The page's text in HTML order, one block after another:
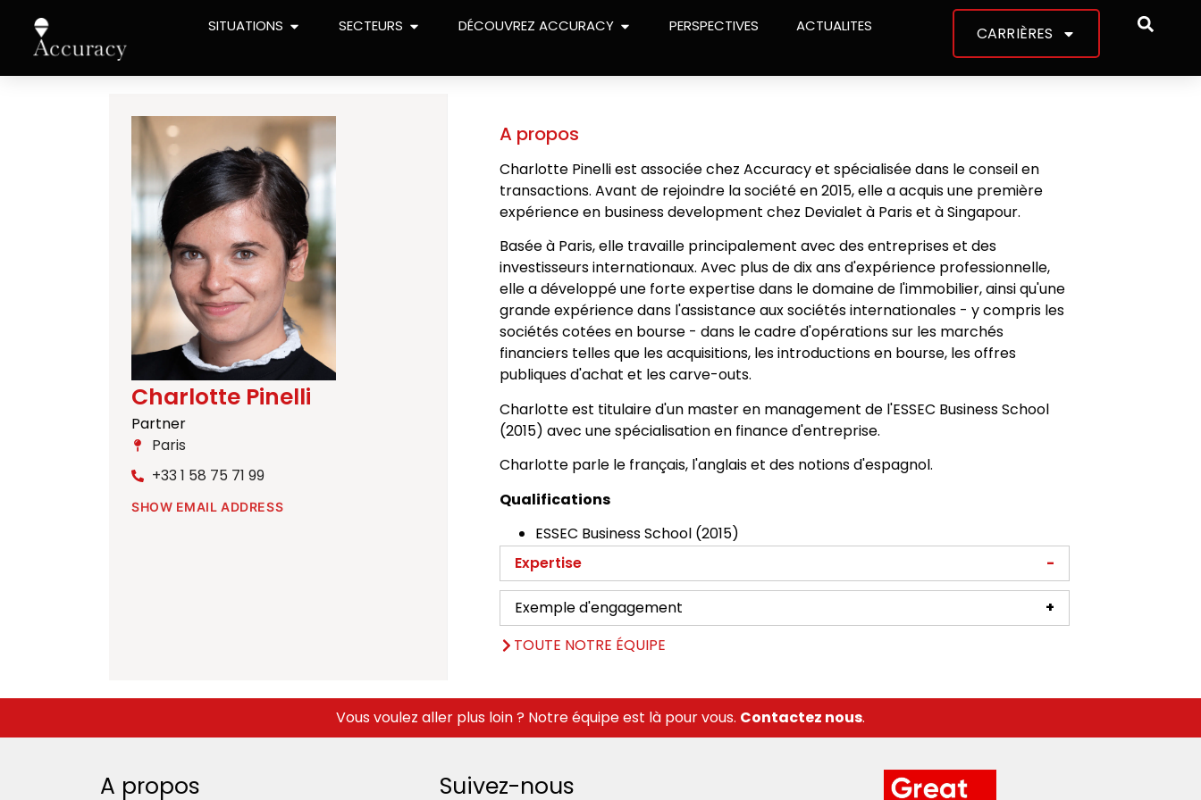
SITUATIONS SECTEURS DÉCOUVREZ ACCURACY PERSPECTIVES ACTUALITES CARRIÈRES
Charlotte Pinelli
Partner
Paris
+33 1 58 75 71 99
SHOW EMAIL ADDRESS
A propos
Charlotte Pinelli est associée chez Accuracy et spécialisée dans le conseil en
transactions. Avant de rejoindre la société en 2015, elle a acquis une première
expérience en business development chez Devialet à Paris et à Singapour.
Basée à Paris, elle travaille principalement avec des entreprises et des
investisseurs internationaux. Avec plus de dix ans d'expérience professionnelle,
elle a développé une forte expertise dans le domaine de l'immobilier, ainsi qu'une
grande expérience dans l'assistance aux sociétés internationales - y compris les
sociétés cotées en bourse - dans le cadre d'opérations sur les marchés
financiers telles que les acquisitions, les introductions en bourse, les offres
publiques d'achat et les carve-outs.
Charlotte est titulaire d'un master en management de l'ESSEC Business School
(2015) avec une spécialisation en finance d'entreprise.
Charlotte parle le français, l'anglais et des notions d'espagnol.
Qualifications
ESSEC Business School (2015)
Expertise
Exemple d'engagement
TOUTE NOTRE ÉQUIPE
Vous voulez aller plus loin ? Notre équipe est là pour vous. Contactez nous.
A propos Suivez-nous